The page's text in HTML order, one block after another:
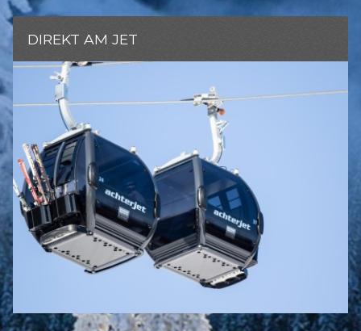
DIREKT AM JET